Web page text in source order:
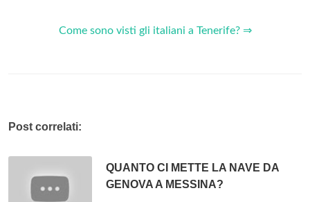
Come sono visti gli italiani a Tenerife? ⇒
Post correlati:
QUANTO CI METTE LA NAVE DA
GENOVA A MESSINA?